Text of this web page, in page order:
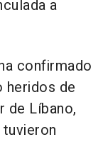
a
confirmado
heridos de
de Líbano,